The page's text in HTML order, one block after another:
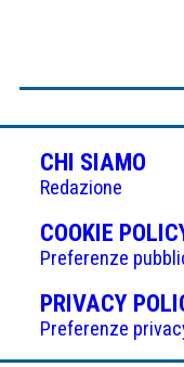
CHI SIAMO
Redazione
COOKIE
Preferenze
PRIVACY
Preferenze